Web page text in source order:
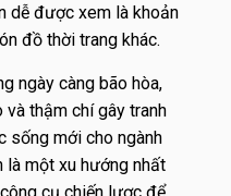
dễ được xem là khoản
đồ thời trang khác.
ngày càng bão hòa,
thậm chí gây tranh
sống mới cho ngành
là một xu hướng nhất
cụ chiến lược để